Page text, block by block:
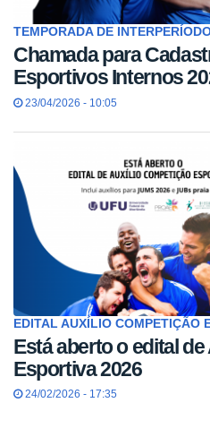
TEMPORADA DE
Chamada para
Esportivos Internos
23/04/2026 - 10:05
EDITAL AUXÍLIO COMPETIÇÃO
Está aberto o edital
Esportiva 2026
24/02/2026 - 17:35